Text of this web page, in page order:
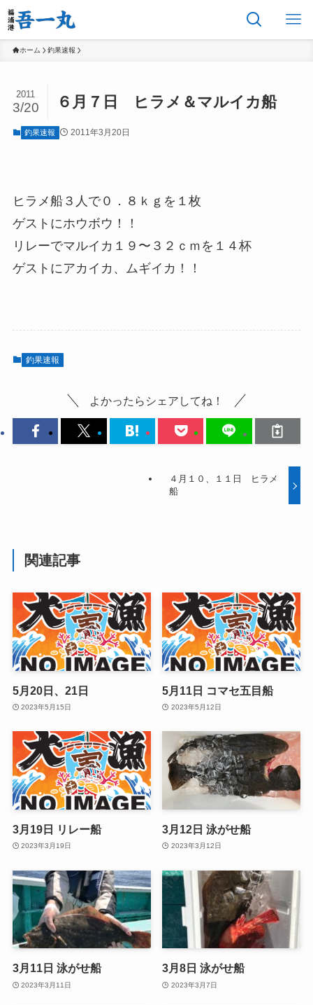
ホーム 釣果速報
６月７日 ヒラメ＆マルイカ船
2011
3/20
釣果速報 2011年3月20日
ヒラメ船３人で０．８ｋｇを１枚
ゲストにホウボウ！！
リレーでマルイカ１９〜３２ｃｍを１４杯
ゲストにアカイカ、ムギイカ！！
釣果速報
よかったらシェアしてね！
４月１０、１１日 ヒラメ
船
関連記事
5月20日、21日
2023年5月15日
5月11日 コマセ五目船
2023年5月12日
3月19日 リレー船
2023年3月19日
3月12日 泳がせ船
2023年3月12日
3月11日 泳がせ船
2023年3月11日
3月8日 泳がせ船
2023年3月7日